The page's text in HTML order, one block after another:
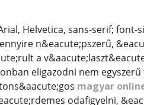
Helvetica, sans-serif; font-
n&eacute;pszerű,
a
eligazodni nem
magyar
odafigyelni,